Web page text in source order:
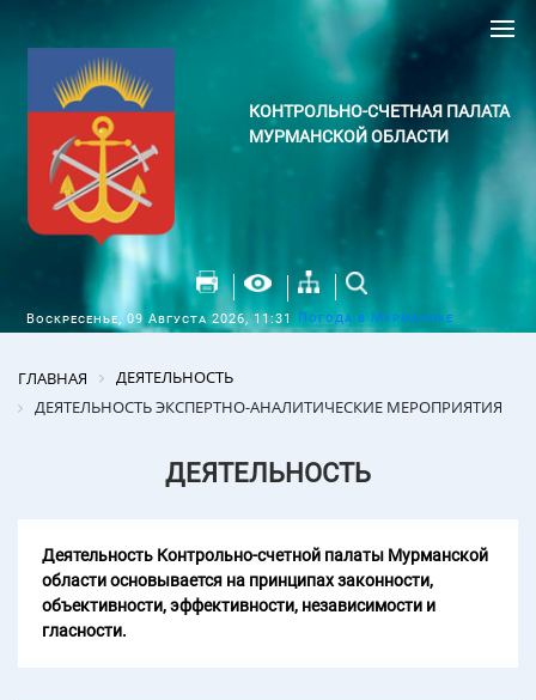
КОНТРОЛЬНО-СЧЕТНАЯ ПАЛАТА
МУРМАНСКОЙ ОБЛАСТИ
Воскресенье, 09 Августа 2026, 11:31 Погода в Мурманске
ГЛАВНАЯ
ДЕЯТЕЛЬНОСТЬ
ДЕЯТЕЛЬНОСТЬ ЭКСПЕРТНО-АНАЛИТИЧЕСКИЕ МЕРОПРИЯТИЯ
ДЕЯТЕЛЬНОСТЬ
Деятельность Контрольно-счетной палаты Мурманской
области основывается на принципах законности,
объективности, эффективности, независимости и
гласности.